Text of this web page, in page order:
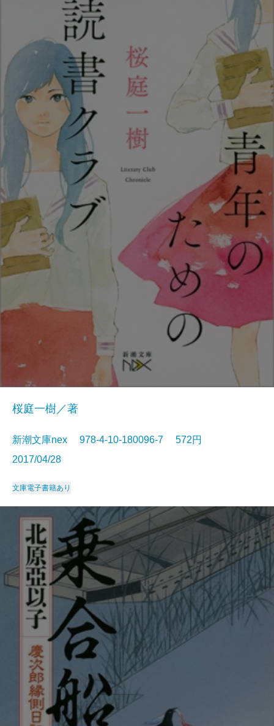
桜庭一樹／著
新潮文庫nex 978-4-10-180096-7 572円
2017/04/28
文庫電子書籍あり